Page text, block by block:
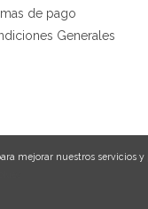
de pago
Generales
mejorar nuestros